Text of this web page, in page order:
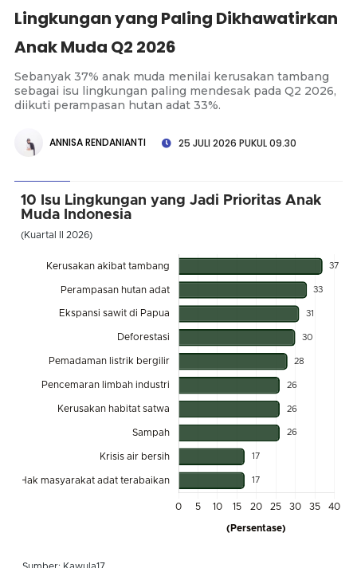
Lingkungan yang Paling Dikhawatirkan
Anak Muda Q2 2026
Sebanyak 37% anak muda menilai kerusakan tambang
sebagai isu lingkungan paling mendesak pada Q2 2026,
diikuti perampasan hutan adat 33%.
ANNISA RENDANIANTI 25 JULI 2026 PUKUL 09.30
10 Isu Lingkungan yang Jadi Prioritas Anak
Muda Indonesia
(Kuartal II 2026)